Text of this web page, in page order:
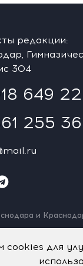
редакции:
304
649
255
и
Выделите и
cookies для